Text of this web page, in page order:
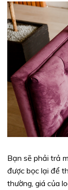
Bạn sẽ phải trả
được bọc lại để
thường, giá của